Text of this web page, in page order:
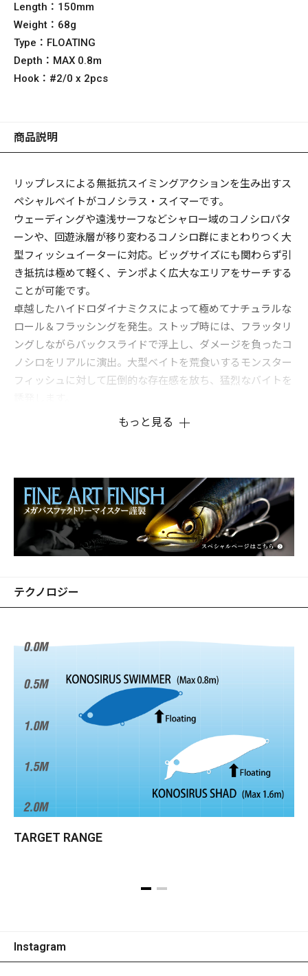
Length： 150mm
Weight： 68g
Type： FLOATING
Depth： MAX 0.8m
Hook： #2/0 x 2pcs
商品説明
リップレスによる無抵抗スイミングアクションを生み出すス
ペシャルベイトがコノシラス・スイマーです。
ウェーディングや遠浅サーフなどシャロー域のコノシロパタ
ーンや、回遊泳層が移り変わるコノシロ群にまとわりつく大
型フィッシュイーターに対応。ビッグサイズにも関わらず引
き抵抗は極めて軽く、テンポよく広大なエリアをサーチする
ことが可能です。
卓越したハイドロダイナミクスによって極めてナチュラルな
ロール＆フラッシングを発生。ストップ時には、フラッタリ
ングしながらバックスライドで浮上し、ダメージを負ったコ
ノシロをリアルに演出。大型ベイトを荒食いするモンスター
フィッシュに対して圧倒的な存在感を放ち、猛烈なバイトを
もっと見る
テクノロジー
TARGET RANGE
Instagram